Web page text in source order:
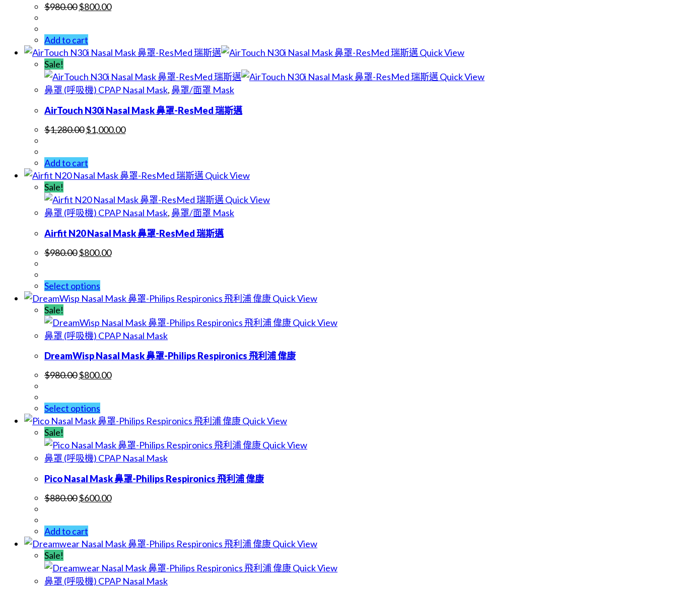
$980.00$800.00
Add to cart
Quick View
Sale!
Quick View
鼻罩 (呼吸機) CPAP Nasal Mask, 鼻罩/面罩 Mask
AirTouch N30i Nasal Mask 鼻罩-ResMed 瑞斯邁
$1,280.00$1,000.00
Add to cart
Quick View
Sale!
Quick View
鼻罩 (呼吸機) CPAP Nasal Mask, 鼻罩/面罩 Mask
Airfit N20 Nasal Mask 鼻罩-ResMed 瑞斯邁
$980.00$800.00
Select options
Quick View
Sale!
Quick View
鼻罩 (呼吸機) CPAP Nasal Mask
DreamWisp Nasal Mask 鼻罩-Philips Respironics 飛利浦 偉康
$980.00$800.00
Select options
Quick View
Sale!
Quick View
鼻罩 (呼吸機) CPAP Nasal Mask
Pico Nasal Mask 鼻罩-Philips Respironics 飛利浦 偉康
$880.00$600.00
Add to cart
Quick View
Sale!
Quick View
鼻罩 (呼吸機) CPAP Nasal Mask